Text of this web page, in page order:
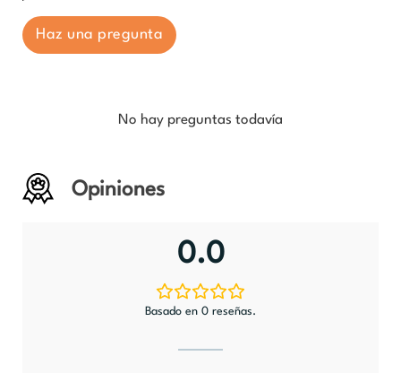
Haz una pregunta
No hay preguntas todavía
Opiniones
0.0
Basado en 0 reseñas.